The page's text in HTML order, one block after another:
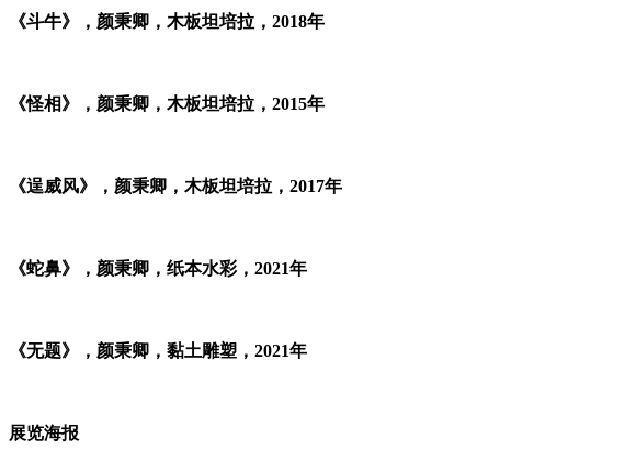
《斗牛》，颜秉卿，木板坦培拉，2018年
《怪相》，颜秉卿，木板坦培拉，2015年
《逞威风》，颜秉卿，木板坦培拉，2017年
《蛇鼻》，颜秉卿，纸本水彩，2021年
《无题》，颜秉卿，黏土雕塑，2021年
展览海报